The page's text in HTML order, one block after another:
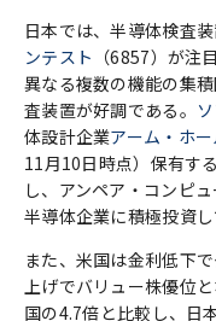
日本では、半導体検査
ンテスト （6857）が注
異なる複数の機能の集
査装置が好調である。
体設計企業アーム・ホ
11月10日時点）保有す
し、アンペア・コンピ
半導体企業に積極投資し
また、米国は金利低下
上げでバリュー株優位
国の4.7倍と比較し、日